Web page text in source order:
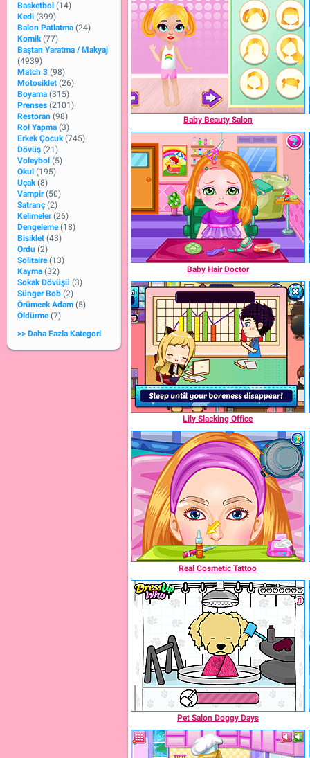
Basketbol (14)
Kedi (399)
Balon Patlatma (24)
Komik (77)
Baştan Yaratma / Makyaj
(4939)
Match 3 (98)
Motosiklet (26)
Boyama (315)
Prenses (2101)
Restoran (98)
Rol Yapma (3)
Erkek Çocuk (745)
Dövüş (21)
Voleybol (5)
Okul (195)
Uçak (8)
Vampir (50)
Satranç (2)
Kelimeler (26)
Dengeleme (18)
Bisiklet (43)
Ordu (2)
Solitaire (13)
Kayma (32)
Sokak Dövüşü (3)
Sünger Bob (2)
Örümcek Adam (5)
Öldürme (7)
>> Daha Fazla Kategori
Baby Beauty Salon
Baby Hair Doctor
Lily Slacking Office
Real Cosmetic Tattoo
Pet Salon Doggy Days